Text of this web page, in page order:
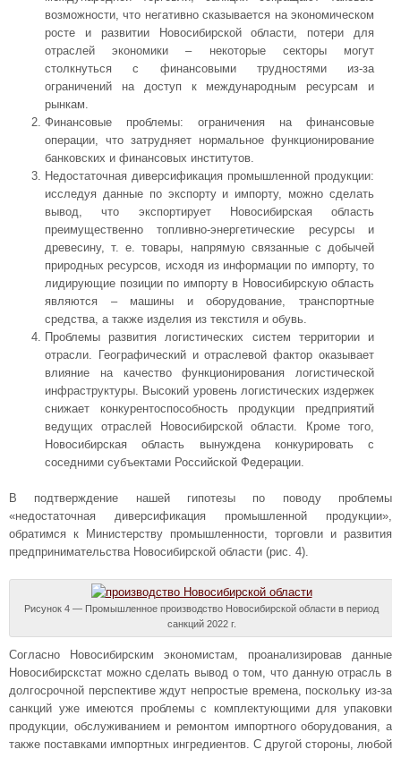
возможности, что негативно сказывается на экономическом
росте и развитии Новосибирской области, потери для
отраслей экономики – некоторые секторы могут
столкнуться с финансовыми трудностями из-за
ограничений на доступ к международным ресурсам и
рынкам.
Финансовые проблемы: ограничения на финансовые
операции, что затрудняет нормальное функционирование
банковских и финансовых институтов.
Недостаточная диверсификация промышленной продукции:
исследуя данные по экспорту и импорту, можно сделать
вывод, что экспортирует Новосибирская область
преимущественно топливно-энергетические ресурсы и
древесину, т. е. товары, напрямую связанные с добычей
природных ресурсов, исходя из информации по импорту, то
лидирующие позиции по импорту в Новосибирскую область
являются – машины и оборудование, транспортные
средства, а также изделия из текстиля и обувь.
Проблемы развития логистических систем территории и
отрасли. Географический и отраслевой фактор оказывает
влияние на качество функционирования логистической
инфраструктуры. Высокий уровень логистических издержек
снижает конкурентоспособность продукции предприятий
ведущих отраслей Новосибирской области. Кроме того,
Новосибирская область вынуждена конкурировать с
соседними субъектами Российской Федерации.
В подтверждение нашей гипотезы по поводу проблемы
«недостаточная диверсификация промышленной продукции»,
обратимся к Министерству промышленности, торговли и развития
предпринимательства Новосибирской области (рис. 4).
Рисунок 4 — Промышленное производство Новосибирской области в период
санкций 2022 г.
Согласно Новосибирским экономистам, проанализировав данные
Новосибирскстат можно сделать вывод о том, что данную отрасль в
долгосрочной перспективе ждут непростые времена, поскольку из-за
санкций уже имеются проблемы с комплектующими для упаковки
продукции, обслуживанием и ремонтом импортного оборудования, а
также поставками импортных ингредиентов. С другой стороны, любой